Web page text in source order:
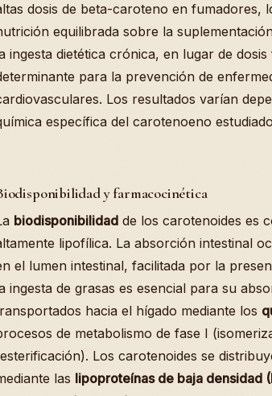
dosis de beta-caroteno en fumadores,
equilibrada sobre la
ingesta dietética crónica, en lugar de
para la prevención de
Los resultados varían
específica del carotenoeno
y farmacocinética
biodisponibilidad de los carotenoides es
lipofílica. La absorción intestinal
el lumen intestinal, facilitada por la
ingesta de grasas es esencial para su
hacia el hígado mediante los
de metabolismo de fase I
Los carotenoides se
las lipoproteínas de baja densidad